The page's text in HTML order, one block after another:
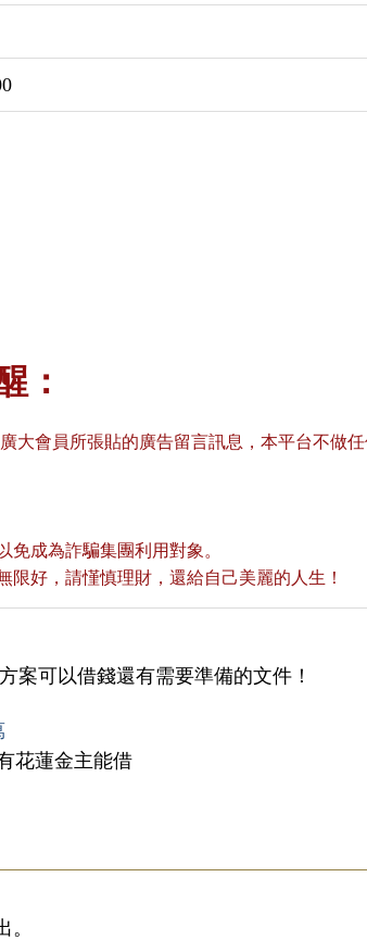
：
大會員所張貼的廣告留言訊息，本平台不做
免成為詐騙集團利用對象。
好，請慬慎理財，還給自己美麗的人生！
案可以借錢還有需要準備的文件！
花蓮金主能借